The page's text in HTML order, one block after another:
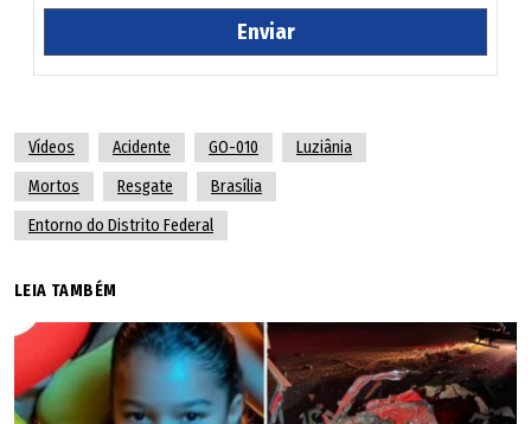
Acredita-se que tenha estourado um pneu, o
caminhão tenha derivado para a faixa do ônibus",
afirmou o perito à emissora.
Enviar
Vídeos Acidente GO-010
Luziânia
Mortos
Resgate
Brasília
Entorno do Distrito Federal
LEIA TAMBÉM